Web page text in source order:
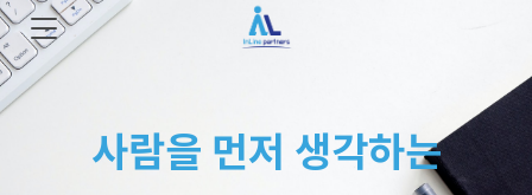
사람을 먼저 생각하는